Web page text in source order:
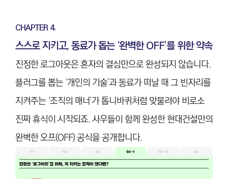
CHAPTER 4.
스스로 지키고, 동료가 돕는 ‘완벽한 OFF’를 위한 약속
진정한 로그아웃은 혼자의 결심만으로 완성되지 않습니다.
플러그를 뽑는 ‘개인의 기술’과 동료가 떠날 때 그 빈자리를
지켜주는 ‘조직의 매너’가 톱니바퀴처럼 맞물려야 비로소
진짜 휴식이 시작되죠. 사우들이 함께 완성한 현대건설만의
완벽한 오프(OFF) 공식을 공개합니다.